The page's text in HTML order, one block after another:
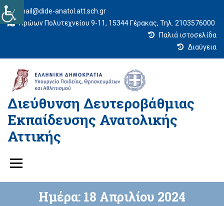
mail@dide-anatol.att.sch.gr
Ηρώων Πολυτεχνείου 9-11, 15344 Γέρακας, Τηλ. 2103576000
Παλιά ιστοσελίδα
Διαύγεια
Διεύθυνση Δευτεροβάθμιας
Εκπαίδευσης Ανατολικής
Αττικής
Ημέρα: 18 Απριλίου 2024